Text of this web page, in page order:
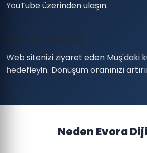
YouTube üzerinden ulaşın.
Web sitenizi ziyaret eden Muş'daki
hedefleyin. Dönüşüm oranınızı
Neden Evora